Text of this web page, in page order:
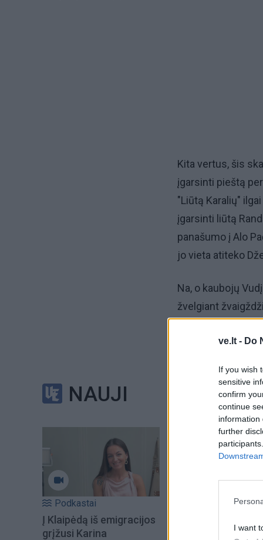
ve.lt - Do
If you wish
sensitive
confirm
continue
information
further
I want
NAUJI
Podkastai
Į Klaipėdą iš emigracijos
grįžusi Karina
Kita vertus, šis
įgarsinti pieštą
"Liūtą Karalių"
įgarsinti liūtą
panašumo į Alo
jo vieta atiteko
Na, o kaubojų
žvelgiant
5 mln. dolerių.